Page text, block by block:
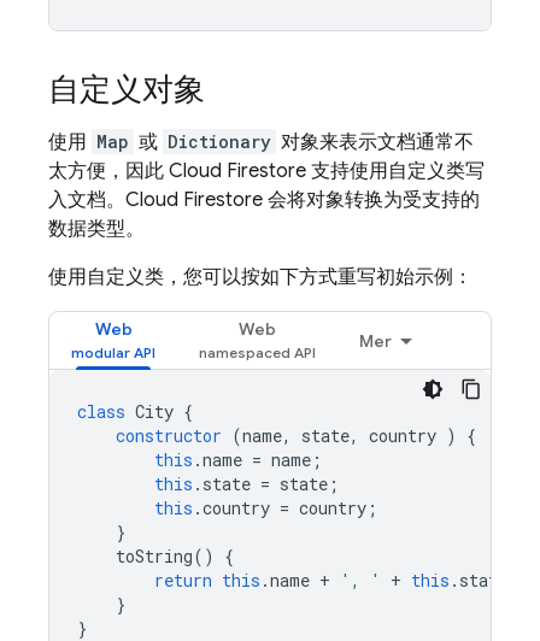
自定义对象
使用 Map 或 Dictionary 对象来表示文档通常不
太方便，因此 Cloud Firestore 支持使用自定义类写
入文档。 Cloud Firestore 会将对象转换为受支持的
数据类型。
使用自定义类，您可以按如下方式重写初始示例：
Web Web
Mer
class City {
constructor (name, state, country )
{
this .name = name ;
this . state = state ;
this .country = country ;
}
toString()
{
return this .name + ', ' + this . state
}
}